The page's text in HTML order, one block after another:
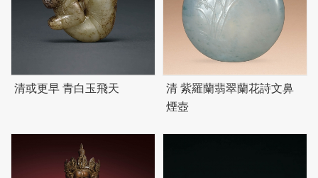
清或更早 青白玉飛天
清 紫羅蘭翡翠蘭花詩文鼻
煙壺